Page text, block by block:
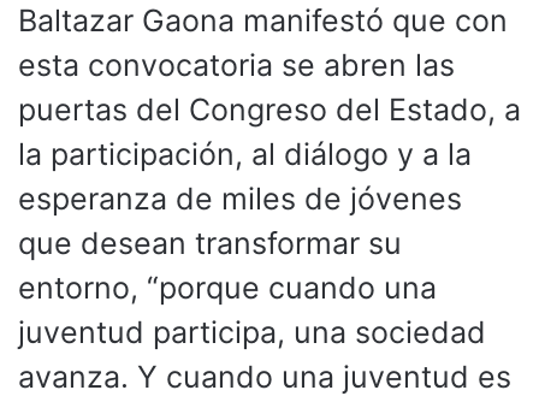
Baltazar Gaona manifestó que con
esta convocatoria se abren las
puertas del Congreso del Estado, a
la participación, al diálogo y a la
esperanza de miles de jóvenes
que desean transformar su
entorno, “porque cuando una
juventud participa, una sociedad
avanza. Y cuando una juventud es